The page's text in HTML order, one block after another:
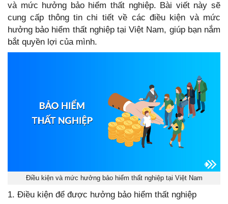
và mức hưởng bảo hiểm thất nghiệp. Bài viết này sẽ
cung cấp thông tin chi tiết về các điều kiện và mức
hưởng bảo hiểm thất nghiệp tại Việt Nam, giúp bạn nắm
bắt quyền lợi của mình.
Điều kiện và mức hưởng bảo hiểm thất nghiệp tại Việt Nam
1. Điều kiện để được hưởng bảo hiểm thất nghiệp